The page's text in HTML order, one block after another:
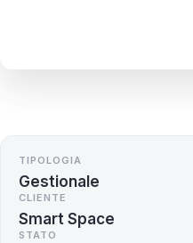
TIPOLOGIA
Gestionale
CLIENTE
Smart Space
STATO